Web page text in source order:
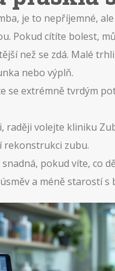
je to nepříjemné,
Pokud cítíte bolest,
než se zdá. Malé
nebo výplň.
se extrémně tvrdým
raději volejte kliniku
rekonstrukci zubu.
pokud víte, co
a méně starostí s